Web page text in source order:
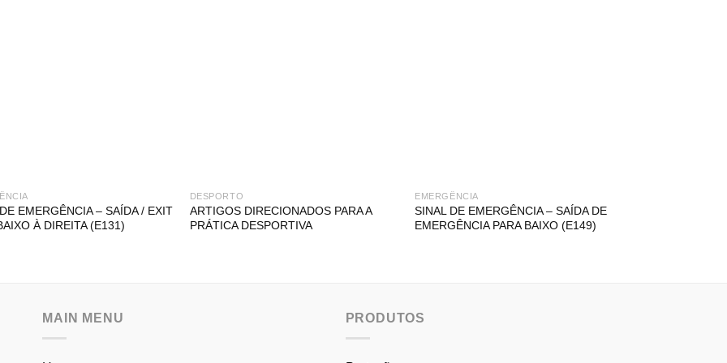
EMERGÊNCIA – SAÍDA / EXIT
À DIREITA (E131)
DESPORTO
ARTIGOS DIRECIONADOS PARA A
PRÁTICA DESPORTIVA
EMERGÊNCIA
SINAL DE EMERGÊNCIA – SAÍDA DE
EMERGÊNCIA PARA BAIXO (E149)
MAIN MENU PRODUTOS